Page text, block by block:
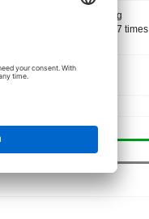
Type: image/png
Downloaded 27 times
Type: text/xml